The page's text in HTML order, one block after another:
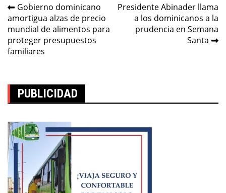
Navegación
de
entradas
Gobierno dominicano
amortigua alzas de precio
mundial de alimentos para
proteger presupuestos
familiares
Presidente Abinader llama
a los dominicanos a la
prudencia en Semana
Santa
PUBLICIDAD